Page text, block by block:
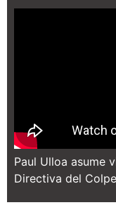
Paul Ulloa asume
Directiva del